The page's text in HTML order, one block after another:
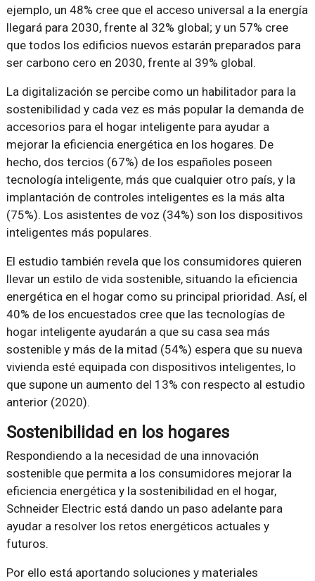
ejemplo, un 48% cree que el acceso universal a la energía
llegará para 2030, frente al 32% global; y un 57% cree
que todos los edificios nuevos estarán preparados para
ser carbono cero en 2030, frente al 39% global.
La digitalización se percibe como un habilitador para la
sostenibilidad y cada vez es más popular la demanda de
accesorios para el hogar inteligente para ayudar a
mejorar la eficiencia energética en los hogares. De
hecho, dos tercios (67%) de los españoles poseen
tecnología inteligente, más que cualquier otro país, y la
implantación de controles inteligentes es la más alta
(75%). Los asistentes de voz (34%) son los dispositivos
inteligentes más populares.
El estudio también revela que los consumidores quieren
llevar un estilo de vida sostenible, situando la eficiencia
energética en el hogar como su principal prioridad. Así, el
40% de los encuestados cree que las tecnologías de
hogar inteligente ayudarán a que su casa sea más
sostenible y más de la mitad (54%) espera que su nueva
vivienda esté equipada con dispositivos inteligentes, lo
que supone un aumento del 13% con respecto al estudio
anterior (2020).
Sostenibilidad en los hogares
Respondiendo a la necesidad de una innovación
sostenible que permita a los consumidores mejorar la
eficiencia energética y la sostenibilidad en el hogar,
Schneider Electric está dando un paso adelante para
ayudar a resolver los retos energéticos actuales y
futuros.
Por ello está aportando soluciones y materiales